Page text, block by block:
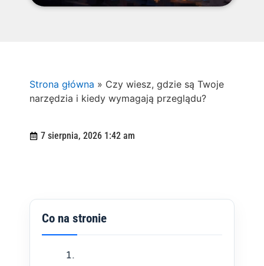
Strona główna » Czy wiesz, gdzie są Twoje
narzędzia i kiedy wymagają przeglądu?
7 sierpnia, 2026 1:42 am
Co na stronie